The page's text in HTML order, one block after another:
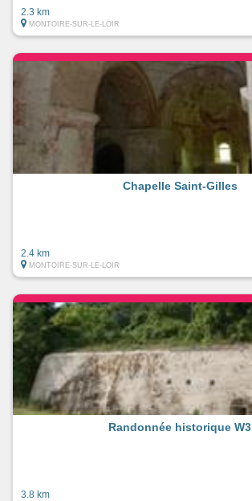
2.3 km
MONTOIRE-SUR-LE-LOIR
Chapelle Saint-Gilles
2.4 km
MONTOIRE-SUR-LE-LOIR
Randonnée historique W3
3.8 km